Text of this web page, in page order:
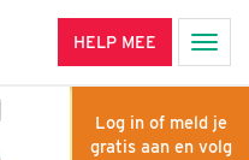
HELP MEE
Log in of meld je
gratis aan en volg